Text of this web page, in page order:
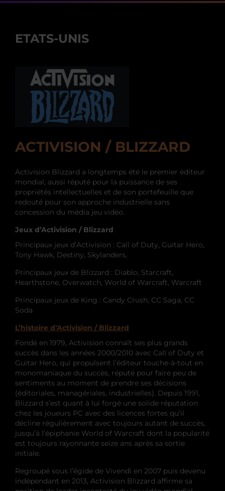
ETATS-UNIS
ACTIVISION / BLIZZARD
Activision Blizzard a longtemps été le premier éditeur
mondial, aussi réputé pour la puissance de ses
propriétés intellectuelles et de son portefeuille que
redouté pour son approche industrielle sans
concession du média jeu vidéo.
Jeux d’Activision / Blizzard
Principaux jeux d’Activision : Call of Duty, Guitar Hero,
Tony Hawk, Destiny, Skylanders,
Principaux jeux de Blizzard : Diablo, Starcraft,
Hearthstone, Overwatch, World of Warcraft, Warcraft
Principaux jeux de King : Candy Crush, CC Saga, CC
Soda
L’histoire d’Activision / Blizzard
Fondé en 1979, Activision connaît ses plus grands
succès dans les années 2000/2010 avec Call of Duty et
Guitar Hero, qui propulsent l’éditeur touche-à-tout en
monomaniaque du succès, réputé pour faire peu de
sentiments au moment de prendre ses décisions
(éditoriales, managériales, industrielles). Depuis 1991,
Blizzard s’est quant à lui forgé une solide réputation
chez les joueurs PC avec des licences fortes qu’il
décline régulièrement avec toujours autant de succès,
jusqu’à l’épiphanie World of Warcraft dont la popularité
est toujours rayonnante seize ans après sa sortie
initiale.
Regroupé sous l’égide de Vivendi en 2007 puis devenu
indépendant en 2013, Activision Blizzard affirme sa